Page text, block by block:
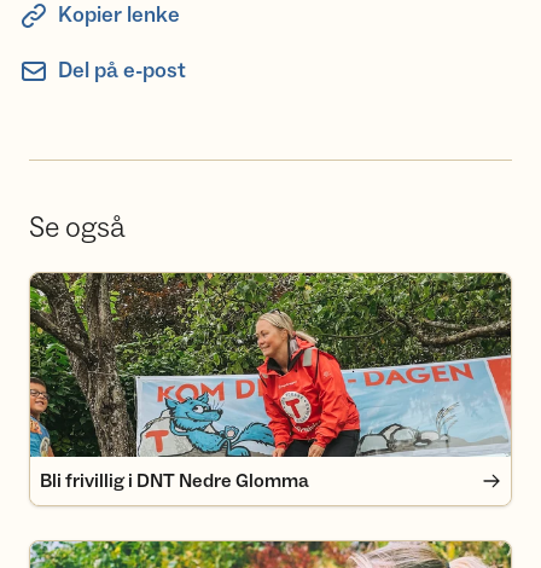
Kopier lenke
Del på e-post
Se også
Bli frivillig i DNT Nedre Glomma
Bli frivillig i DNT Nedre Glomma
Bli medlem